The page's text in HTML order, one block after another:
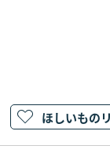
ほしいもの